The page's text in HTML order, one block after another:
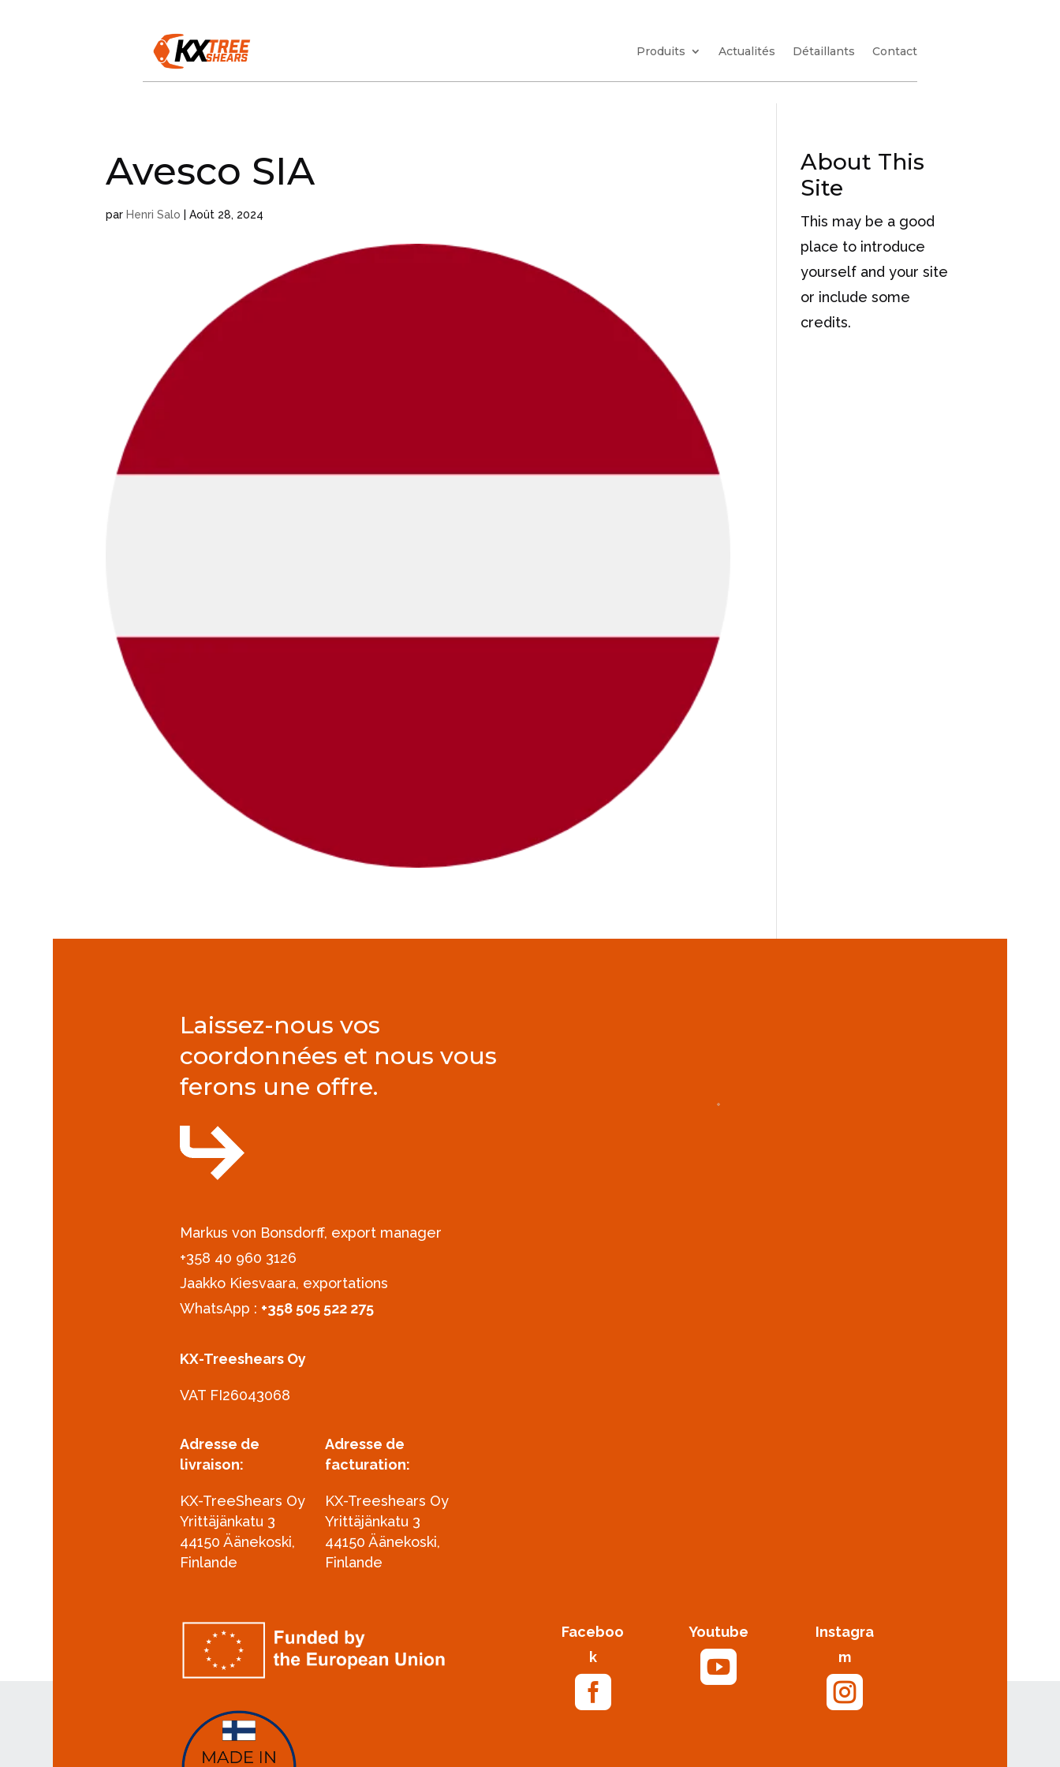
Produits Actualités Détaillants Contact
Avesco SIA
par Henri Salo |Août 28, 2024
About This
Site
This may be a good
place to introduce
yourself and your site
or include some
credits.
Laissez-nous vos
coordonnées et nous vous
ferons une offre.
Markus von Bonsdorff, export manager
+358 40 960 3126‪
Jaakko Kiesvaara, exportations
WhatsApp : +358 505 522 275
KX-Treeshears Oy
VAT FI26043068
Adresse de
livraison:
KX-TreeShears Oy
Yrittäjänkatu 3
44150 Äänekoski,
Finlande
Adresse de
facturation:
KX-Treeshears Oy
Yrittäjänkatu 3
44150 Äänekoski,
Finlande
Faceboo
k

Youtube

Instagra
m
